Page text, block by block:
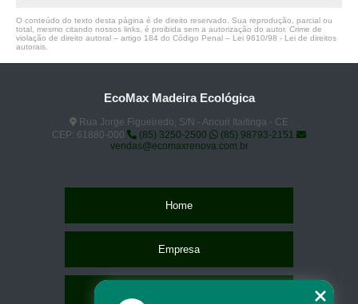
O conteúdo do texto desta página é de direito reservado. Sua reprodução, parcial ou
total, mesmo citando nossos links, é proibida sem a autorização do autor. Crime de
violação de direito autoral – artigo 184 do Código Penal – Lei 9610/98 - Lei de direitos
autorais
EcoMax Madeira Ecológica
Rua Jorge Figueiredo, S/N - Ancuri Itaitinga - CE
CEP: 61880-000
(85) 3250-2500
(85) 98793-2151
vendas@ecomaxrenova.com.br
Home
Empresa